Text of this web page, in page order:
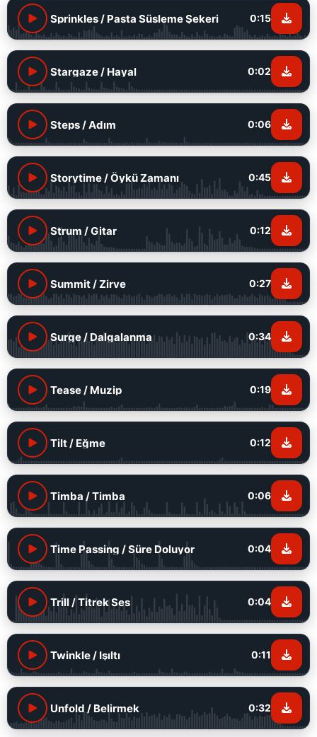
Sprinkles / Pasta Süsleme Şekeri 0:15
Stargaze / Hayal 0:02
Steps / Adım 0:06
Storytime / Öykü Zamanı 0:45
Strum / Gitar 0:12
Summit / Zirve 0:27
Surge / Dalgalanma 0:34
Tease / Muzip 0:19
Tilt / Eğme 0:12
Timba / Timba 0:06
Time Passing / Süre Doluyor 0:04
Trill / Titrek Ses 0:04
Twinkle / Işıltı 0:11
Unfold / Belirmek 0:32